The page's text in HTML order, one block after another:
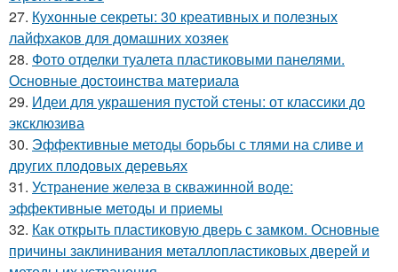
27. Кухонные секреты: 30 креативных и полезных
лайфхаков для домашних хозяек
28. Фото отделки туалета пластиковыми панелями.
Основные достоинства материала
29. Идеи для украшения пустой стены: от классики до
эксклюзива
30. Эффективные методы борьбы с тлями на сливе и
других плодовых деревьях
31. Устранение железа в скважинной воде:
эффективные методы и приемы
32. Как открыть пластиковую дверь с замком. Основные
причины заклинивания металлопластиковых дверей и